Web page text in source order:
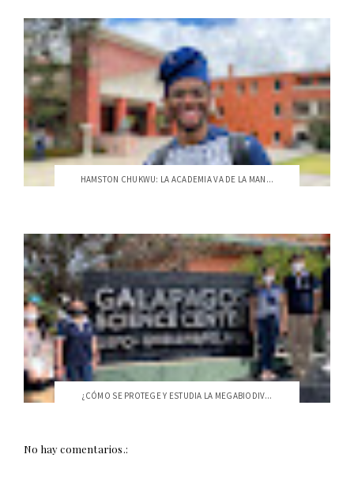
HAMSTON CHUKWU: LA ACADEMIA VA DE LA MAN...
¿CÓMO SE PROTEGE Y ESTUDIA LA MEGABIODIV...
No hay comentarios.: